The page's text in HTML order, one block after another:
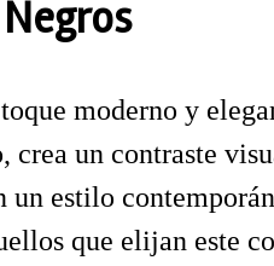
moderno y
un contraste
estilo
que elijan este